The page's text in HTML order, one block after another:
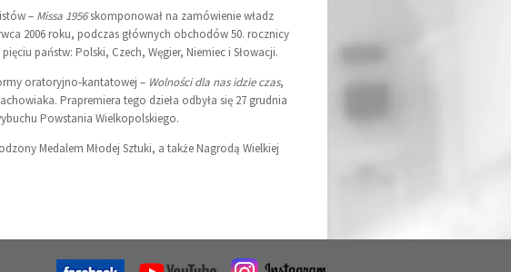
– Missa 1956skomponował na zamówienie władz
2006 roku, podczas głównych obchodów 50. rocznicy
państw: Polski, Czech, Węgier, Niemiec i Słowacji.
oratoryjno-kantatowej – Wolności dla nas idzie czas,
Prapremiera tego dzieła odbyła się 27 grudnia
Powstania Wielkopolskiego.
Medalem Młodej Sztuki, a także Nagrodą Wielkiej